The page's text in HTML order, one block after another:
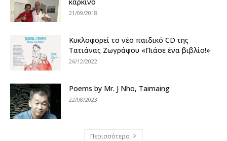
21/09/2018
Κυκλοφορεί το νέο παιδικό CD της
Τατιάνας Ζωγράφου «Πιάσε ένα βιβλίο!»
26/12/2022
Poems by Mr. J Nho, Taimaing
22/08/2023
Περισσότερα